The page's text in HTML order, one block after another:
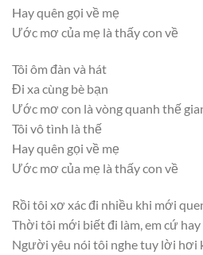
Hay quên gọi về mẹ
Ước mơ của mẹ là thấy con về
Tôi ôm đàn và hát
Đi xa cùng bè bạn
Ước mơ con là vòng quanh thế
Tôi vô tình là thế
Hay quên gọi về mẹ
Ước mơ của mẹ là thấy con về
Rồi tôi xơ xác đi nhiều khi mới
Thời tôi mới biết đi làm, em cứ hay
Người yêu nói tôi nghe tuy lời hơi